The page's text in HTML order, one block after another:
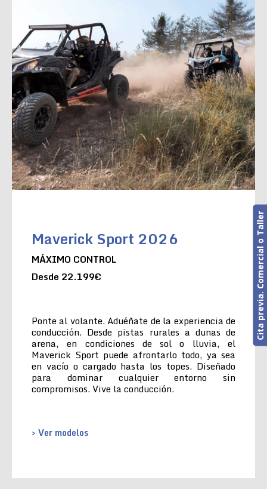
Maverick Sport 2026
MÁXIMO CONTROL
Desde 22.199€
Ponte al volante. Aduéñate de la experiencia de
conducción. Desde pistas rurales a dunas de
arena, en condiciones de sol o lluvia, el
Maverick Sport puede afrontarlo todo, ya sea
en vacío o cargado hasta los topes. Diseñado
para dominar cualquier entorno sin
compromisos. Vive la conducción.
> Ver modelos
Cita previa. Comercial o Taller